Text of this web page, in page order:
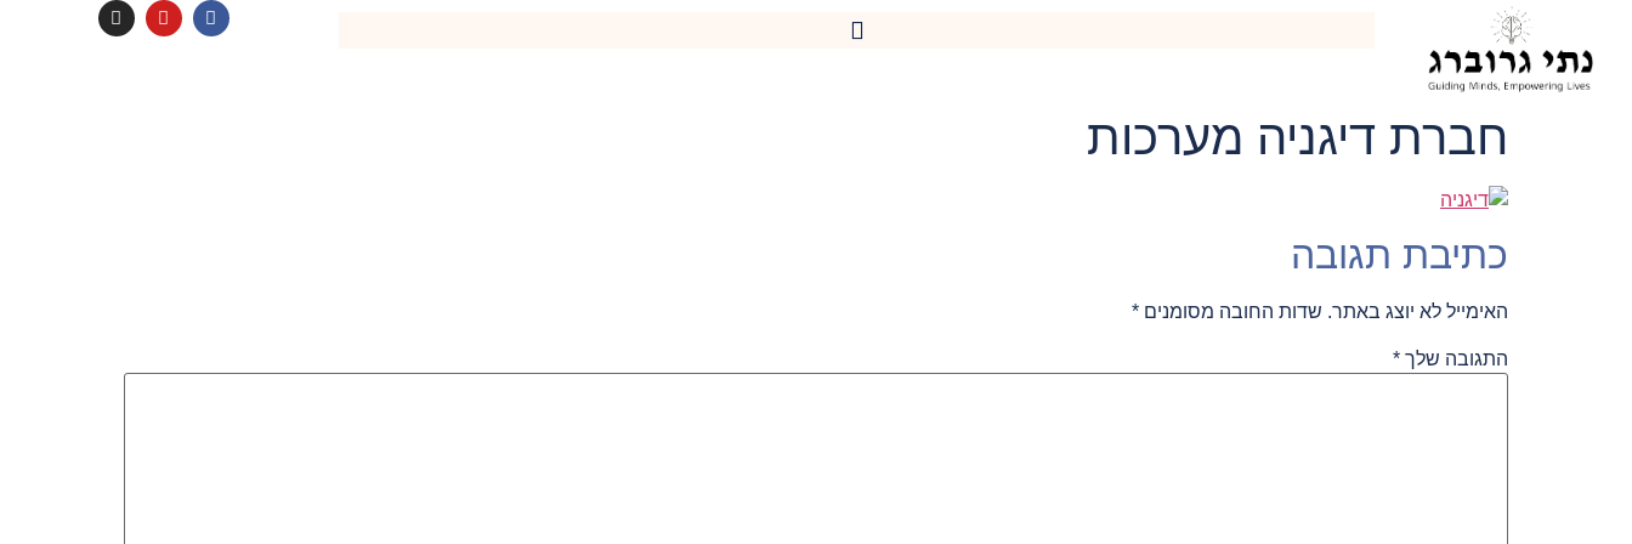
חברת דיגניה מערכות
כתיבת תגובה
האימייל לא יוצג באתר. שדות החובה מסומנים *
התגובה שלך *